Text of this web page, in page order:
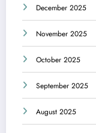
December 2025
November 2025
October 2025
September 2025
August 2025